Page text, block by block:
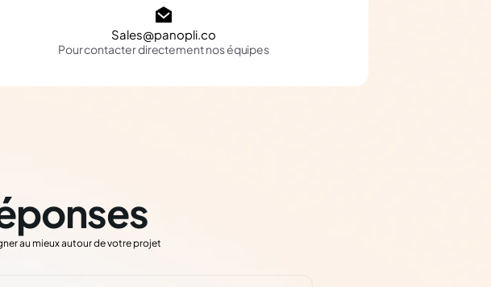
Sales@panopli.co
Pour contacter directement nos équipes
au mieux autour de votre projet